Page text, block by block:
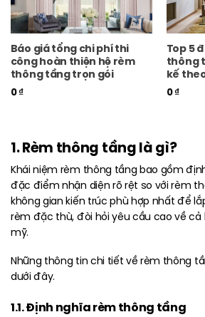
Báo giá tổng chi phí thi
công hoàn thiện hệ rèm
thông tầng trọn gói
0₫
Top 5
thông
kế
0₫
1. Rèm thông tầng là gì?
Khái niệm rèm thông tầng bao gồm
đặc điểm nhận diện rõ rệt so với rèm
không gian kiến trúc phù hợp nhất để
rèm đặc thù, đòi hỏi yêu cầu cao về
mỹ.
Những thông tin chi tiết về rèm thông
dưới đây.
1.1. Định nghĩa rèm thông tầng